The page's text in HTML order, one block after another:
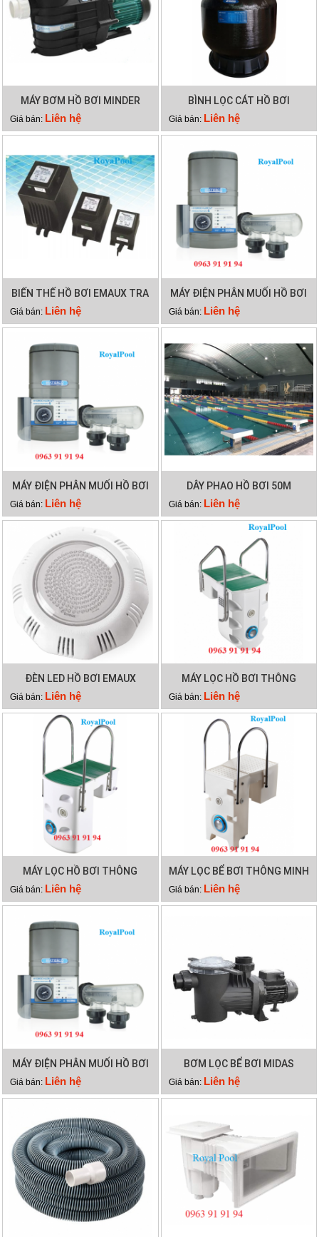
MÁY BƠM HỒ BƠI MINDER
MXB100
Giá bán: Liên hệ
BÌNH LỌC CÁT HỒ BƠI
MINDER M36
Giá bán: Liên hệ
BIẾN THẾ HỒ BƠI EMAUX TRA
300VA
Giá bán: Liên hệ
MÁY ĐIỆN PHÂN MUỐI HỒ BƠI
WATERCO HYDROCHLOR MK3
ST 2000
Giá bán: Liên hệ
MÁY ĐIỆN PHÂN MUỐI HỒ BƠI
WATERCO HYDROCHLOR MK3
ST 3000
Giá bán: Liên hệ
DÂY PHAO HỒ BƠI 50M
Giá bán: Liên hệ
ĐÈN LED HỒ BƠI EMAUX
TP100
Giá bán: Liên hệ
MÁY LỌC HỒ BƠI THÔNG
MINH PK 8028
Giá bán: Liên hệ
MÁY LỌC HỒ BƠI THÔNG
MINH PK 8025
Giá bán: Liên hệ
MÁY LỌC BỂ BƠI THÔNG MINH
PK 8029
Giá bán: Liên hệ
MÁY ĐIỆN PHÂN MUỐI HỒ BƠI
WATERCO HYDROCHLOR ST
2500
Giá bán: Liên hệ
BƠM LỌC BỂ BƠI MIDAS
GAMMA 26
Giá bán: Liên hệ